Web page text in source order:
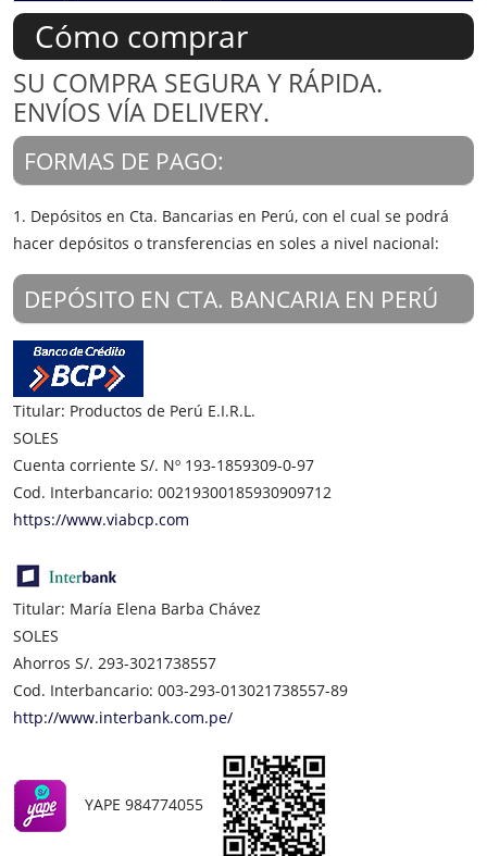
Cómo comprar
SU COMPRA SEGURA Y RÁPIDA.
ENVÍOS VÍA DELIVERY.
FORMAS DE PAGO:
1. Depósitos en Cta. Bancarias en Perú, con el cual se podrá
hacer depósitos o transferencias en soles a nivel nacional:
DEPÓSITO EN CTA. BANCARIA EN PERÚ
Titular: Productos de Perú E.I.R.L.
SOLES
Cuenta corriente S/. Nº 193-1859309-0-97
Cod. Interbancario: 00219300185930909712
https://www.viabcp.com
Titular: María Elena Barba Chávez
SOLES
Ahorros S/. 293-3021738557
Cod. Interbancario: 003-293-013021738557-89
http://www.interbank.com.pe/
YAPE 984774055